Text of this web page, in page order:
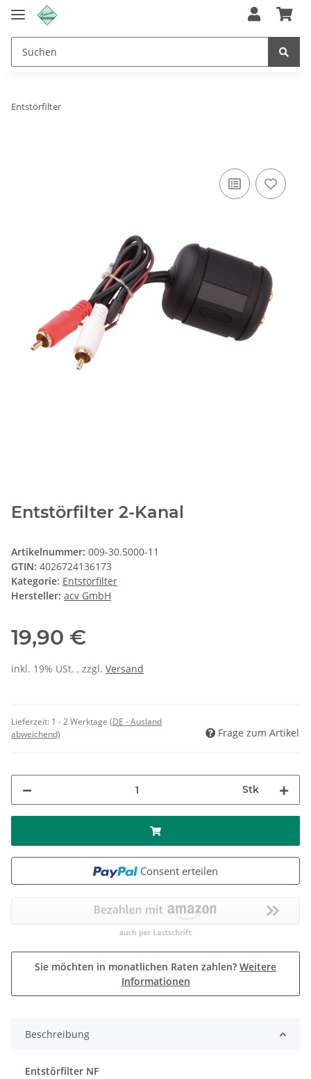
Entstörfilter
Entstörfilter 2-Kanal
Artikelnummer: 009-30.5000-11
GTIN: 4026724136173
Kategorie: Entstörfilter
Hersteller: acv GmbH
19,90 €
inkl. 19% USt. , zzgl. Versand
Lieferzeit: 1 - 2 Werktage (DE - Ausland
abweichend)
Frage zum Artikel
Stk
Consent erteilen
Sie möchten in monatlichen Raten zahlen? Weitere
Informationen
Beschreibung
Entstörfilter NF